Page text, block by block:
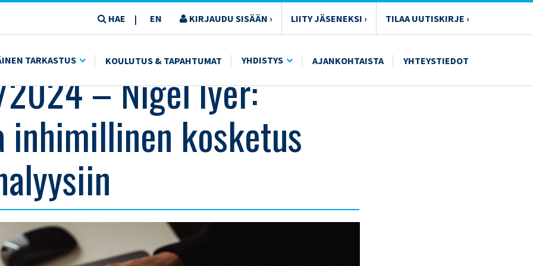
HAE | EN KIRJAUDU SISÄÄN › LIITY JÄSENEKSI › TILAA UUTISKIRJE ›
TARKASTUS KOULUTUS & TAPAHTUMAT YHDISTYS AJANKOHTAISTA YHTEYSTIEDOT
KOSKETUS DATA-ANALYYSIIN
2024 – Nigel Iyer:
inhimillinen kosketus